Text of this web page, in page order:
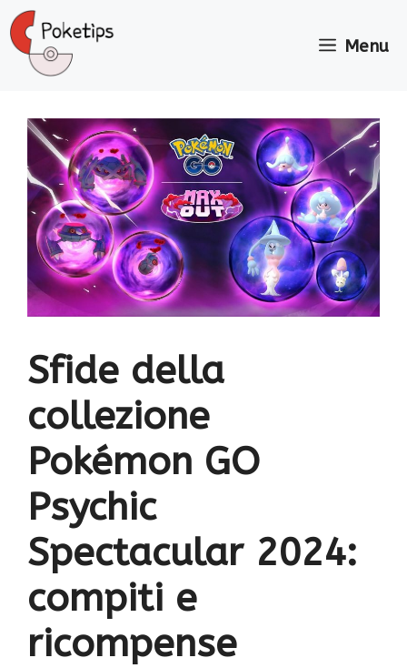
Vai
al
contenuto
Menu
Sfide della
collezione
Pokémon GO
Psychic
Spectacular 2024:
compiti e
ricompense